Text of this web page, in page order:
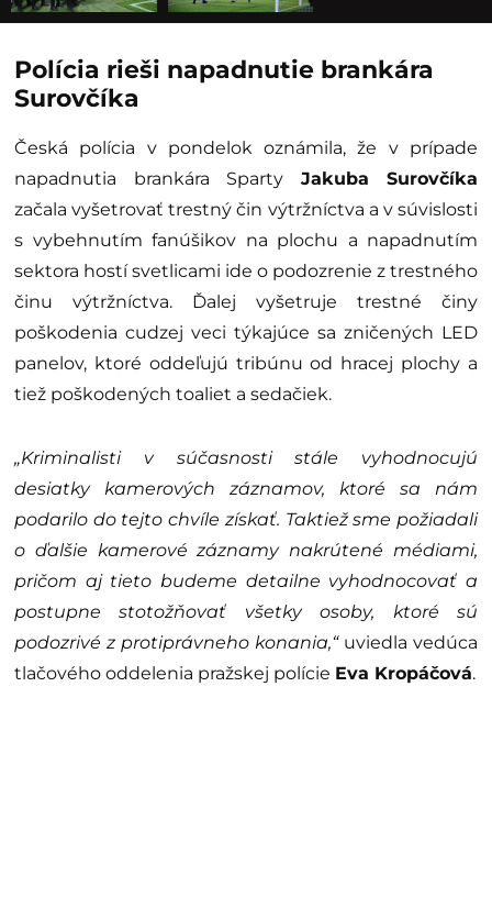
Polícia rieši napadnutie brankára
Surovčíka
Česká polícia v pondelok oznámila, že v prípade
napadnutia brankára Sparty Jakuba Surovčíka
začala vyšetrovať trestný čin výtržníctva a v súvislosti
s vybehnutím fanúšikov na plochu a napadnutím
sektora hostí svetlicami ide o podozrenie z trestného
činu výtržníctva. Ďalej vyšetruje trestné činy
poškodenia cudzej veci týkajúce sa zničených LED
panelov, ktoré oddeľujú tribúnu od hracej plochy a
tiež poškodených toaliet a sedačiek.
„Kriminalisti v súčasnosti stále vyhodnocujú
desiatky kamerových záznamov, ktoré sa nám
podarilo do tejto chvíle získať. Taktiež sme požiadali
o ďalšie kamerové záznamy nakrútené médiami,
pričom aj tieto budeme detailne vyhodnocovať a
postupne stotožňovať všetky osoby, ktoré sú
podozrivé z protiprávneho konania,“uviedla vedúca
tlačového oddelenia pražskej polície Eva Kropáčová.